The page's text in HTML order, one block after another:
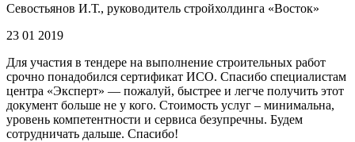
Севостьянов И.Т., руководитель стройхолдинга «Восток»
23 01 2019
Для участия в тендере на выполнение строительных работ
срочно понадобился сертификат ИСО. Спасибо специалистам
центра «Эксперт» — пожалуй, быстрее и легче получить этот
документ больше не у кого. Стоимость услуг – минимальна,
уровень компетентности и сервиса безупречны. Будем
сотрудничать дальше. Спасибо!